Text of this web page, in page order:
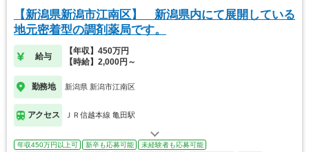
【新潟県新潟市江南区】 新潟県内にて展開している
地元密着型の調剤薬局です。
給与
【年収】450万円
【時給】2,000円～
勤務地 新潟県 新潟市江南区
アクセス ＪＲ信越本線 亀田駅
年収450万円以上可 新卒も応募可能
未経験者も応募可能